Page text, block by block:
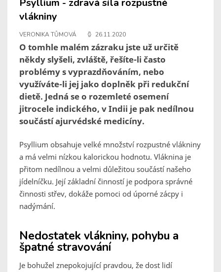
Psyllium - zdravá síla rozpustné
vlákniny
VERONIKA TŮMOVÁ 26.11.2020
O tomhle malém zázraku jste už určitě
někdy slyšeli, zvláště, řešíte-li často
problémy s vyprazdňováním, nebo
využíváte-li jej jako doplněk při redukční
dietě. Jedná se o rozemleté osemení
jitrocele indického, v Indii je pak nedílnou
součástí ajurvédské medicíny.
Psyllium obsahuje velké množství rozpustné vlákniny
a má velmi nízkou kalorickou hodnotu. Vláknina je
přitom nedílnou a velmi důležitou součástí našeho
jídelníčku. Její základní činností je podpora správné
činnosti střev, dokáže pomoci od úporné zácpy i
nadýmání.
Nedostatek vlákniny, pohybu a
špatné stravování
Je bohužel znepokojující pravdou, že dost lidí